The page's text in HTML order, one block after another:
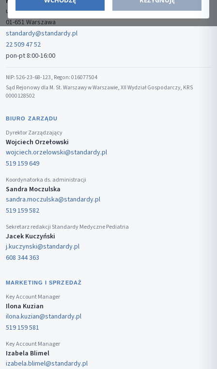
ul. Gwiaździsta 7B/8
01-651 Warszawa
standardy@standardy.pl
22 509 47 52
pon-pt 8:00-16:00
NIP: 526-23-68-123, Regon: 016077504
Sąd Rejonowy dla M. St. Warszawy w Warszawie, XII Wydział Gospodarczy, KRS
0000128502
BIURO ZARZĄDU
Dyrektor Zarządzający
Wojciech Orzełowski
wojciech.orzelowski@standardy.pl
519 159 649
Koordynatorka ds. administracji
Sandra Moczulska
sandra.moczulska@standardy.pl
519 159 582
Sekretarz redakcji Standardy Medyczne Pediatria
Jacek Kuczyński
j.kuczynski@standardy.pl
608 344 363
MARKETING I SPRZEDAŻ
Key Account Manager
Ilona Kuzian
ilona.kuzian@standardy.pl
519 159 581
Key Account Manager
Izabela Blimel
izabela.blimel@standardy.pl